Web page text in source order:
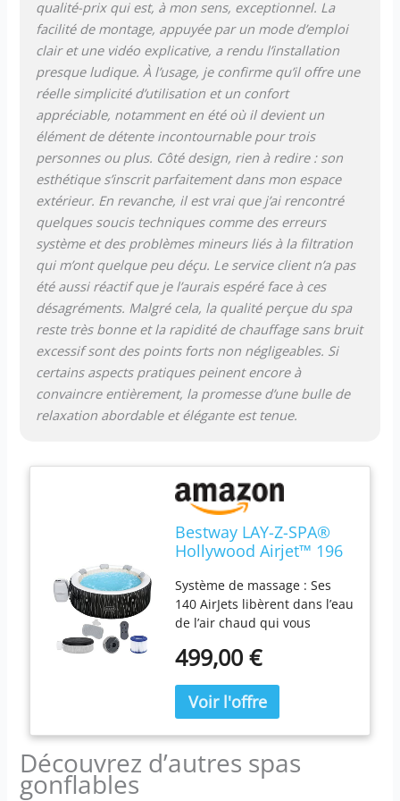
bande lumineuse à LED, 4
coussins, 1 diffuseur
ChemConnect, rustine,
système AirJet.
qualité-prix qui est, à mon sens, exceptionnel. La
facilité de montage, appuyée par un mode d’emploi
clair et une vidéo explicative, a rendu l’installation
presque ludique. À l’usage, je confirme qu’il offre une
réelle simplicité d’utilisation et un confort
appréciable, notamment en été où il devient un
élément de détente incontournable pour trois
personnes ou plus. Côté design, rien à redire : son
esthétique s’inscrit parfaitement dans mon espace
extérieur. En revanche, il est vrai que j’ai rencontré
quelques soucis techniques comme des erreurs
système et des problèmes mineurs liés à la filtration
qui m’ont quelque peu déçu. Le service client n’a pas
été aussi réactif que je l’aurais espéré face à ces
désagréments. Malgré cela, la qualité perçue du spa
reste très bonne et la rapidité de chauffage sans bruit
excessif sont des points forts non négligeables. Si
certains aspects pratiques peinent encore à
convaincre entièrement, la promesse d’une bulle de
relaxation abordable et élégante est tenue.
Bestway LAY-Z-SPA®
Hollywood Airjet™ 196
Système de massage : Ses
140 AirJets libèrent dans l’eau
de l’air chaud qui vous
bouillonnant et apaisant :
relaxation. Technologies : Le
matériau DuraPlus est
soumis à des tests de
résistance pour offrir une
durée de vie supérieure et
499,00 €
Découvrez d’autres spas
gonflables